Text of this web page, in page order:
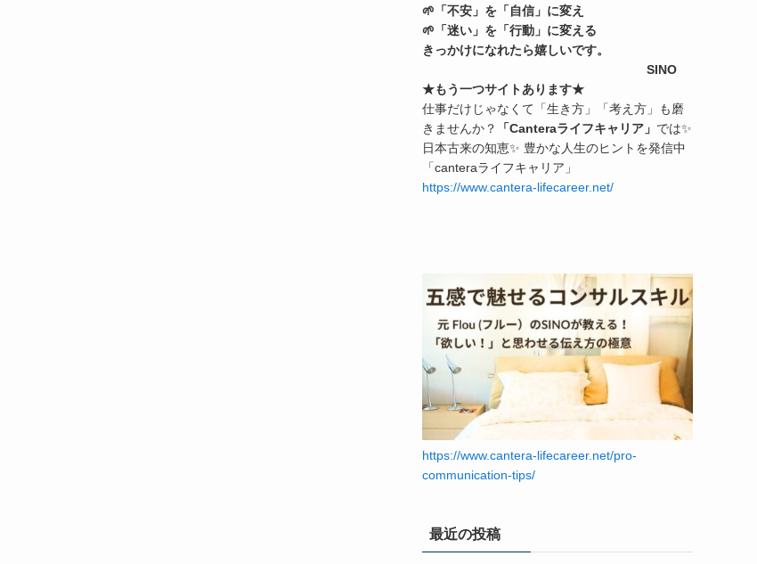
🌱「不安」を「自信」に変え
🌱「迷い」を「行動」に変える
きっかけになれたら嬉しいです。
SINO
★もう一つサイトあります★
仕事だけじゃなくて「生き方」「考え方」も磨
きませんか？
「Canteraライフキャリア」 では✨
日本古来の知恵✨ 豊かな人生のヒントを発信中
「canteraライフキャリア」
https://www.cantera-lifecareer.net/
https://www.cantera-lifecareer.net/pro-
communication-tips/
最近の投稿